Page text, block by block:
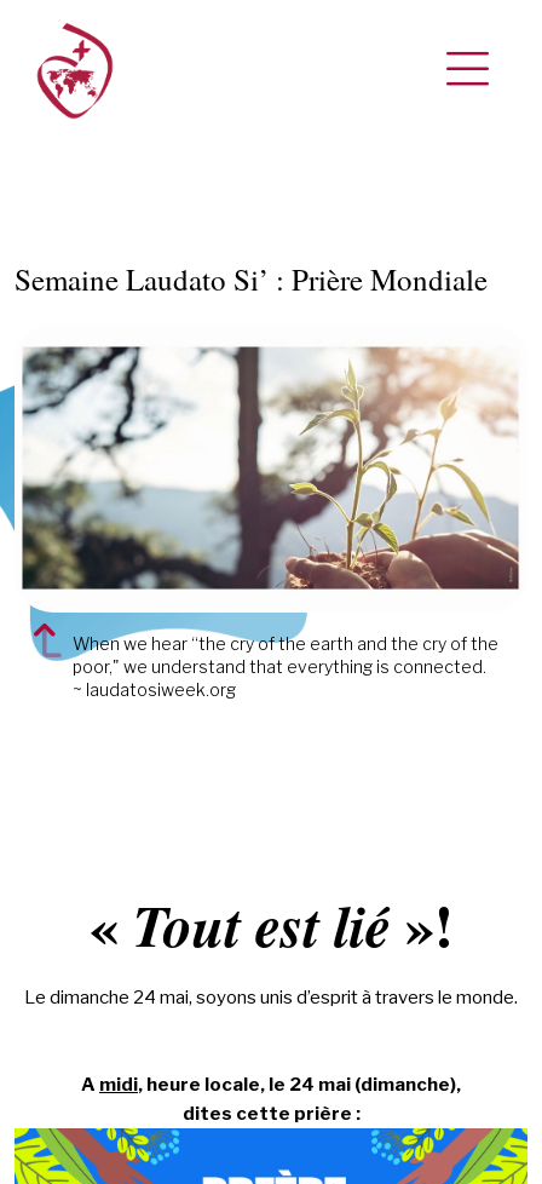
Semaine Laudato Si’ : Prière Mondiale
When we hear “the cry of the earth and the cry of the
poor," we understand that everything is connected.
~ laudatosiweek.org
« Tout est lié»!
Le dimanche 24 mai, soyons unis d’esprit à travers le monde.
A midi, heure locale, le 24 mai (dimanche),
dites cette prière :